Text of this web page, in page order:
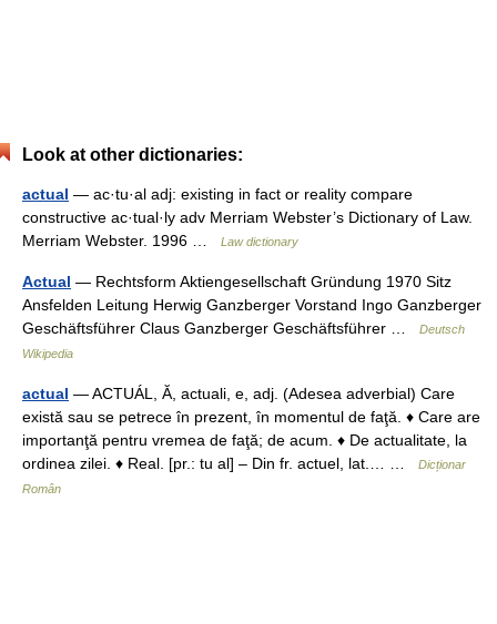
Look at other dictionaries:
actual — ac·tu·al adj: existing in fact or reality compare
constructive ac·tual·ly adv Merriam Webster’s Dictionary of Law.
Merriam Webster. 1996 …
Law dictionary
Actual — Rechtsform Aktiengesellschaft Gründung 1970 Sitz
Ansfelden Leitung Herwig Ganzberger Vorstand Ingo Ganzberger
Geschäftsführer Claus Ganzberger Geschäftsführer …
Deutsch
Wikipedia
actual — ACTUÁL, Ă, actuali, e, adj. (Adesea adverbial) Care
există sau se petrece în prezent, în momentul de faţă. ♦ Care are
importanţă pentru vremea de faţă; de acum. ♦ De actualitate, la
ordinea zilei. ♦ Real. [pr.: tu al] – Din fr. actuel, lat.… …
Dicționar
Român